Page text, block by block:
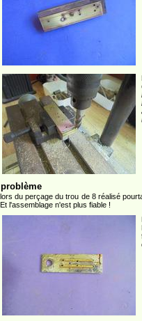
problème
lors du perçage du trou de 8 réalisé
Et l'assemblage n'est plus fiable !